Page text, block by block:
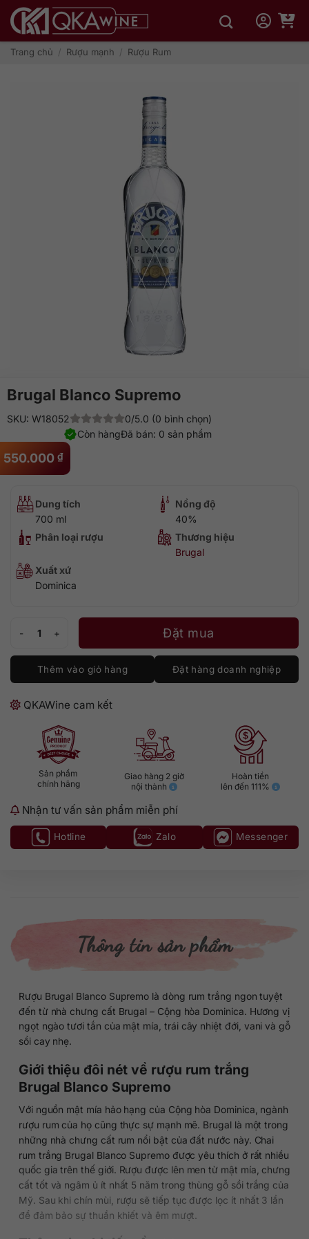
qua
dungTrang chủ / Rượu mạnh / Rượu Rum
Brugal Blanco Supremo
550.000 ₫
SKU: W18052
0/5.0 (0 bình chọn)
Đã bán: 0 sản phẩm
Còn hàng
Dung tích
700 ml
Nồng độ
40%
Phân loại rượu
Thương hiệu
Brugal
Xuất xứ
Dominica
Đặt mua
Thêm vào giỏ hàng Đặt hàng doanh nghiệp
QKAWine cam kết
Sản phẩm
chính hãng
Giao hàng 2 giờ
nội thành
Hoàn tiền
lên đến 111%
Nhận tư vấn sản phẩm miễn phí
Hotline Zalo Messenger
Thông tin sản phẩm
Rượu Brugal Blanco Supremo là dòng rum trắng ngon tuyệt
đến từ nhà chưng cất Brugal – Cộng hòa Dominica. Hương vị
ngọt ngào tươi tắn của mật mía, trái cây nhiệt đới, vani và gỗ
sồi cay nhẹ.
Giới thiệu đôi nét về rượu rum trắng
Brugal Blanco Supremo
Với nguồn mật mía hảo hạng của Cộng hòa Dominica, ngành
rượu rum của họ cũng thực sự mạnh mẽ. Brugal là một trong
những nhà chưng cất rum nổi bật của đất nước này. Chai
rum trắng Brugal Blanco Supremo được yêu thích ở rất nhiều
quốc gia trên thế giới. Rượu được lên men từ mật mía, chưng
cất tốt và ngâm ủ ít nhất 5 năm trong thùng gỗ sồi trắng của
Mỹ. Sau khi chín mùi, rượu sẽ tiếp tục được lọc ít nhất 3 lần
để đảm bảo sự thuần khiết và êm mượt.